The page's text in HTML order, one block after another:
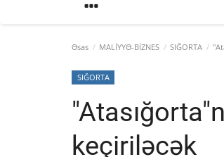
Əsas MALİYYƏ-BİZNES SIĞORTA
SIĞORTA
keçiriləcək